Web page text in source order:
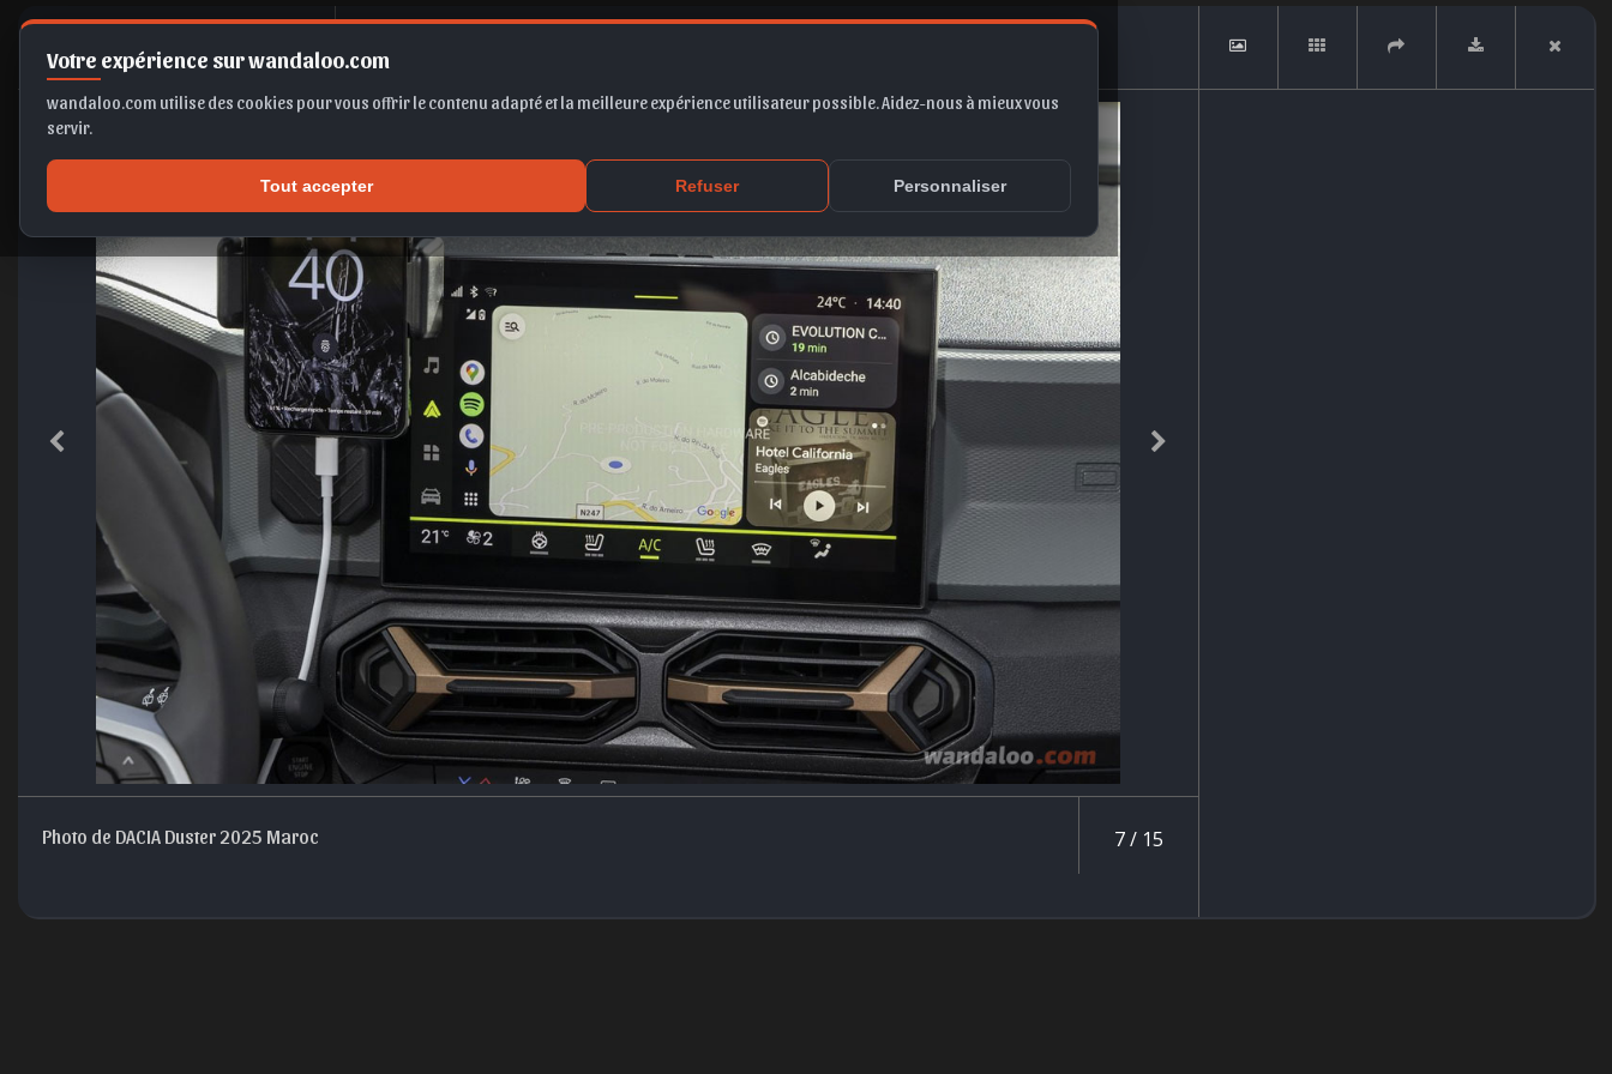
Votre expérience sur wandaloo.com
wandaloo.com utilise des cookies pour vous offrir le contenu adapté et la meilleure expérience utilisateur possible. Aidez-nous à mieux vous
servir.
Tout accepter Refuser Personnaliser
D
Photo de DACIA Duster 2025 Maroc 7 / 15